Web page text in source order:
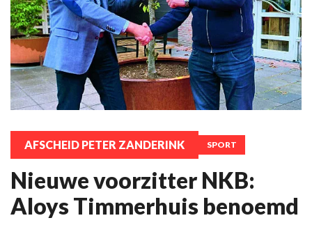
AFSCHEID PETER ZANDERINK SPORT
Nieuwe voorzitter NKB:
Aloys Timmerhuis benoemd